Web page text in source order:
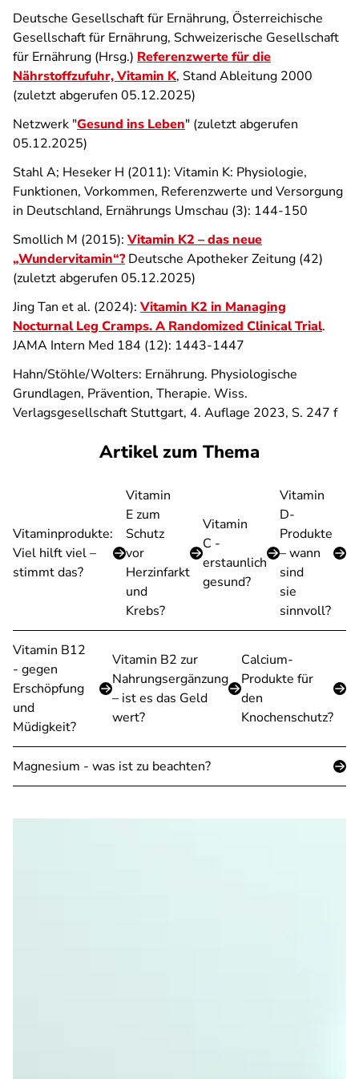
Deutsche Gesellschaft für Ernährung, Österreichische
Gesellschaft für Ernährung, Schweizerische Gesellschaft
für Ernährung (Hrsg.) Referenzwerte für die
Nährstoffzufuhr, Vitamin K, Stand Ableitung 2000
(zuletzt abgerufen 05.12.2025)
Netzwerk "Gesund ins Leben" (zuletzt abgerufen
05.12.2025)
Stahl A; Heseker H (2011): Vitamin K: Physiologie,
Funktionen, Vorkommen, Referenzwerte und Versorgung
in Deutschland, Ernährungs Umschau (3): 144-150
Smollich M (2015): Vitamin K2 – das neue
„Wundervitamin“?Deutsche Apotheker Zeitung (42)
(zuletzt abgerufen 05.12.2025)
Jing Tan et al. (2024): Vitamin K2 in Managing
Nocturnal Leg Cramps. A Randomized Clinical Trial.
JAMA Intern Med 184 (12): 1443-1447
Hahn/Stöhle/Wolters: Ernährung. Physiologische
Grundlagen, Prävention, Therapie. Wiss.
Verlagsgesellschaft Stuttgart, 4. Auflage 2023, S. 247 f
Artikel zum Thema
Vitaminprodukte:
Viel hilft viel –
stimmt das?
Vitamin
E zum
Schutz
vor
Herzinfarkt
und
Krebs?
Vitamin
C -
erstaunlich
gesund?
Vitamin
D-
Produkte
– wann
sind
sie
sinnvoll?
Vitamin B12
- gegen
Erschöpfung
und
Müdigkeit?
Vitamin B2 zur
Nahrungsergänzung
– ist es das Geld
wert?
Calcium-
Produkte für
den
Knochenschutz?
Magnesium - was ist zu beachten?